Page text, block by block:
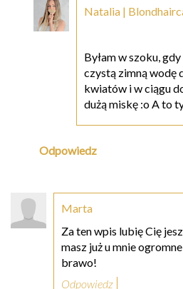
Natalia |
Byłam w szoku,
czystą zimną wodę
kwiatów i w ciągu
dużą miskę :o A to
Odpowiedz
Marta
Za ten wpis lubię Cię
masz już u mnie
brawo!
Odpowiedz